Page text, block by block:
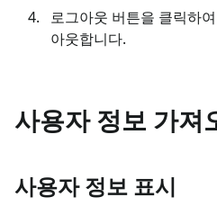
로그아웃 버튼을 클릭하
아웃합니다.
사용자 정보 가져
사용자 정보 표시